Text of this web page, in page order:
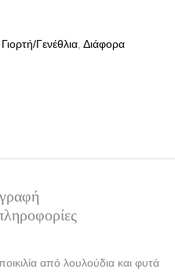
Γιορτή/Γενέθλια, Διάφορα
από λουλούδια και φυτά